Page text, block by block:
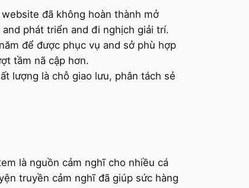
đã không hoàn thành mở
phát triển and đi nghịch giải trí.
để được phục vụ and sở phù hợp
tầm nã cập hơn.
lượng là chỗ giao lưu, phân tách sẻ
là nguồn cảm nghĩ cho nhiều cá
truyền cảm nghĩ đã giúp sức hàng